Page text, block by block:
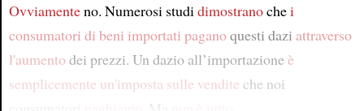
Ovviamenteno. Numerosi studidimostranochei
consumatori di beni importati paganoquesti dazi attraverso
l'aumento dei prezzi. Un dazio all’importazioneè
semplicemente un'imposta sulle vendite che noi